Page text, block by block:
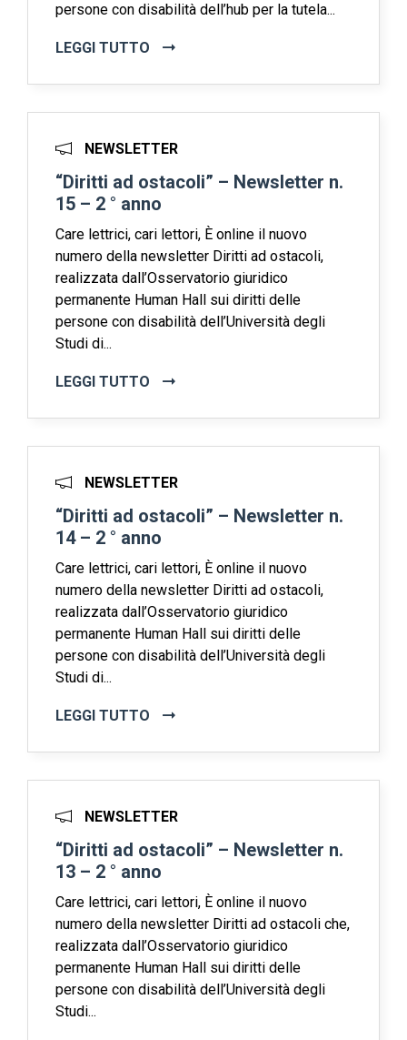
persone con disabilità dell’hub per la tutela...
LEGGI TUTTO
NEWSLETTER
“Diritti ad ostacoli” – Newsletter n.
15 – 2 ° anno
Care lettrici, cari lettori, È online il nuovo
numero della newsletter Diritti ad ostacoli,
realizzata dall’Osservatorio giuridico
permanente Human Hall sui diritti delle
persone con disabilità dell’Università degli
Studi di...
LEGGI TUTTO
NEWSLETTER
“Diritti ad ostacoli” – Newsletter n.
14 – 2 ° anno
Care lettrici, cari lettori, È online il nuovo
numero della newsletter Diritti ad ostacoli,
realizzata dall’Osservatorio giuridico
permanente Human Hall sui diritti delle
persone con disabilità dell’Università degli
Studi di...
LEGGI TUTTO
NEWSLETTER
“Diritti ad ostacoli” – Newsletter n.
13 – 2 ° anno
Care lettrici, cari lettori, È online il nuovo
numero della newsletter Diritti ad ostacoli che,
realizzata dall’Osservatorio giuridico
permanente Human Hall sui diritti delle
persone con disabilità dell’Università degli
Studi...